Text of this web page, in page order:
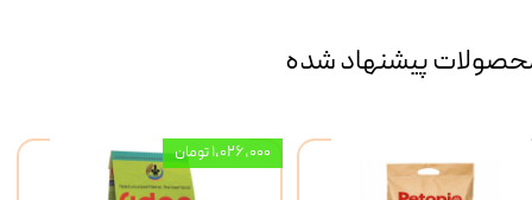
پیشنهاد شده
۱,۰۲۶,۰۰۰ تومان